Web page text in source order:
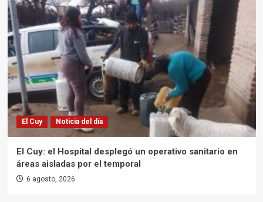
El Cuy Noticia del día
El Cuy: el Hospital desplegó un operativo sanitario en
áreas aisladas por el temporal
6 agosto, 2026